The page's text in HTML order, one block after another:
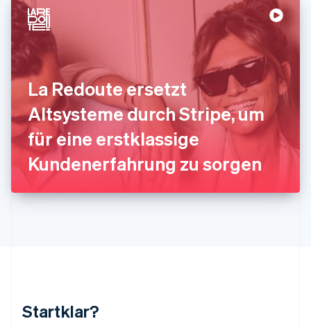
La Redoute ersetzt
Altsysteme durch Stripe, um
für eine erstklassige
Kundenerfahrung zu sorgen
Startklar?
Kanada
English
Kroatien
English
Lettland
English
Liechtenstein
Deutsch English
Litauen
English
Luxemburg
FrançaisDeutschEnglish
Malaysia
Malta
Nederlands English
Norwegen